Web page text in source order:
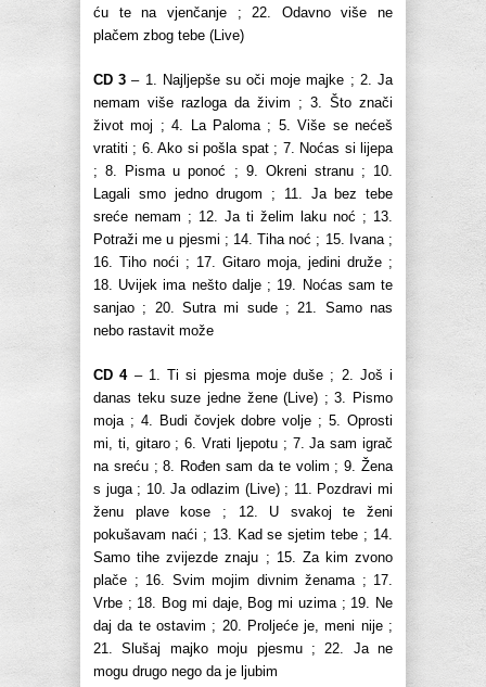
ću te na vjenčanje ; 22. Odavno više ne
plačem zbog tebe (Live)
CD 3 – 1. Najljepše su oči moje majke ; 2. Ja
nemam više razloga da živim ; 3. Što znači
život moj ; 4. La Paloma ; 5. Više se nećeš
vratiti ; 6. Ako si pošla spat ; 7. Noćas si lijepa
; 8. Pisma u ponoć ; 9. Okreni stranu ; 10.
Lagali smo jedno drugom ; 11. Ja bez tebe
sreće nemam ; 12. Ja ti želim laku noć ; 13.
Potraži me u pjesmi ; 14. Tiha noć ; 15. Ivana ;
16. Tiho noći ; 17. Gitaro moja, jedini druže ;
18. Uvijek ima nešto dalje ; 19. Noćas sam te
sanjao ; 20. Sutra mi sude ; 21. Samo nas
nebo rastavit može
CD 4– 1. Ti si pjesma moje duše ; 2. Još i
danas teku suze jedne žene (Live) ; 3. Pismo
moja ; 4. Budi čovjek dobre volje ; 5. Oprosti
mi, ti, gitaro ; 6. Vrati ljepotu ; 7. Ja sam igrač
na sreću ; 8. Rođen sam da te volim ; 9. Žena
s juga ; 10. Ja odlazim (Live) ; 11. Pozdravi mi
ženu plave kose ; 12. U svakoj te ženi
pokušavam naći ; 13. Kad se sjetim tebe ; 14.
Samo tihe zvijezde znaju ; 15. Za kim zvono
plače ; 16. Svim mojim divnim ženama ; 17.
Vrbe ; 18. Bog mi daje, Bog mi uzima ; 19. Ne
daj da te ostavim ; 20. Proljeće je, meni nije ;
21. Slušaj majko moju pjesmu ; 22. Ja ne
mogu drugo nego da je ljubim